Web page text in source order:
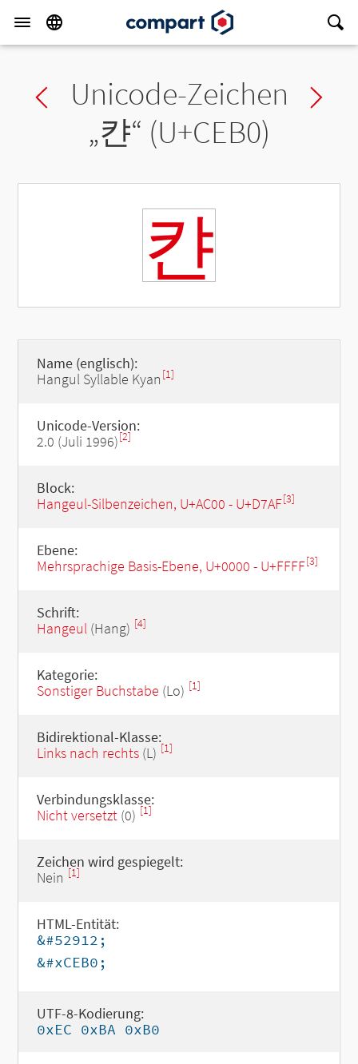
Previous char
Unicode-Zeichen
„캰“ (U+CEB0)
캰
Name (englisch):
Hangul Syllable Kyan [1]
Unicode-Version:
2.0 (Juli 1996)[2]
Block:
Hangeul-Silbenzeichen, U+AC00 - U+D7AF[3]
Ebene:
Mehrsprachige Basis-Ebene, U+0000 - U+FFFF[3]
Schrift:
Hangeul(Hang) [4]
Kategorie:
Sonstiger Buchstabe (Lo) [1]
Bidirektional-Klasse:
Links nach rechts(L) [1]
Verbindungsklasse:
Nicht versetzt(0) [1]
Zeichen wird gespiegelt:
Nein [1]
HTML-Entität:
&#52912;
&#xCEB0;
UTF-8-Kodierung:
0xEC 0xBA 0xB0